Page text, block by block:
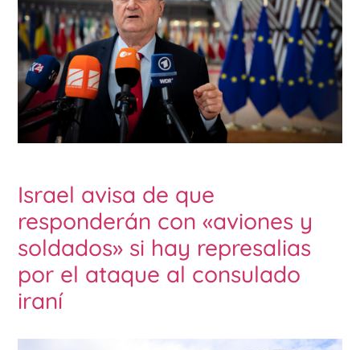
Israel avisa de que
responderán con «aviones y
soldados» si hay represalias
por el ataque al consulado
iraní